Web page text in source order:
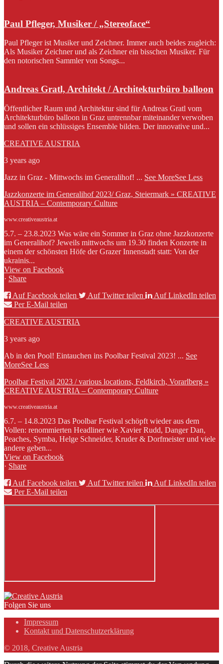
Paul Pfleger, Musiker / „Stereoface“
Paul Pfleger ist Musiker und Zeichner. Immer auch beides zugleich:
Als Musiker Zeichner und als Zeichner ein bisschen Musiker. Für
den notorischen Sammler von Songs...
Andreas Gratl, Architekt / Architekturbüro balloon
Öffentlicher Raum und Architektur sind für Andreas Gratl vom
Architekturbüro balloon in Graz untrennbar miteinander verwoben
und sollen ein schlüssiges Ensemble bilden. Der innovative und...
CREATIVE AUSTRIA
3 years ago
Jazz in Graz - Mittwochs im Generalihof! ... See MoreSee Less
Jazzkonzerte im Generalihof 2023/ Graz, Steiermark » CREATIVE
AUSTRIA – Contemporary Culture
www.creativeaustria.at
5.7. – 23.8.2023 Was wäre ein Sommer in Graz ohne Jazzkonzerte
im Generalihof? Jeweils mittwochs um 19.30 finden Konzerte in
einem der schönsten Höfe der Grazer Innenstadt statt: Von der
ukrainis...
View on Facebook
· Share
Auf Facebook teilen
Auf Twitter teilen
Auf LinkedIn teilen
Per E-Mail teilen
CREATIVE AUSTRIA
3 years ago
Ab in den Pool! Eintauchen ins Poolbar Festival 2023! ... See
MoreSee Less
Poolbar Festival 2023 / various locations, Feldkirch, Vorarlberg »
CREATIVE AUSTRIA – Contemporary Culture
www.creativeaustria.at
6.7. – 14.8.2023 Das Poolbar Festival schöpft wieder aus dem
Vollen: renommierten Headliner wie Xavier Rudd, Danger Dan,
Peaches, Symba, Helge Schneider, Kruder & Dorfmeister und viele
andere geben...
View on Facebook
· Share
Auf Facebook teilen
Auf Twitter teilen
Auf LinkedIn teilen
Per E-Mail teilen
Folgen Sie uns
Impressum
Kontakt und Datenschutzerklärung
© 2018, Creative Austria